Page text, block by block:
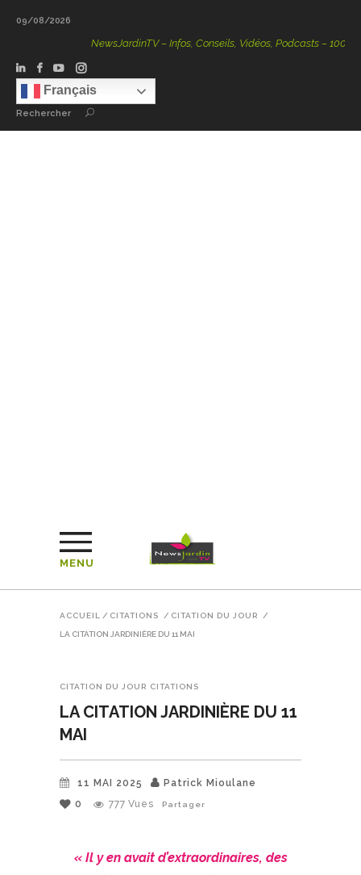
09/08/2026
NewsJardinTV – Infos, Conseils, Vidéos, Podcasts – 100 %
Français
Rechercher
MENU
ACCUEIL / CITATIONS / CITATION DU JOUR /
LA CITATION JARDINIÈRE DU 11 MAI
CITATION DU JOUR CITATIONS
LA CITATION JARDINIÈRE DU 11
MAI
11 MAI 2025
Patrick Mioulane
0
777 Vues Partager
« Il y en avait d’extraordinaires, des